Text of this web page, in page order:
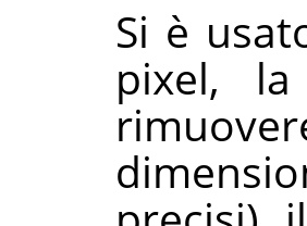
Si è
pixel, la